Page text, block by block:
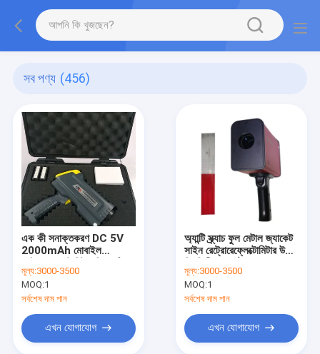
সব পণ্য (456)
এক কী সনাক্তকরণ DC 5V
2000mAh মোবাইল
লোগো
মূল্য:3000-3500
MOQ:1
সর্বশেষ দাম পান
এখন যোগাযোগ
অ্যান্টি স্ক্র্যাচ ফুল মেটাল জ্যাকেট
সাইন রেট্রোরেফ্লেক্টোমিটার উচ্চ
মূল্য:3000-3500
MOQ:1
সর্বশেষ দাম পান
এখন যোগাযোগ